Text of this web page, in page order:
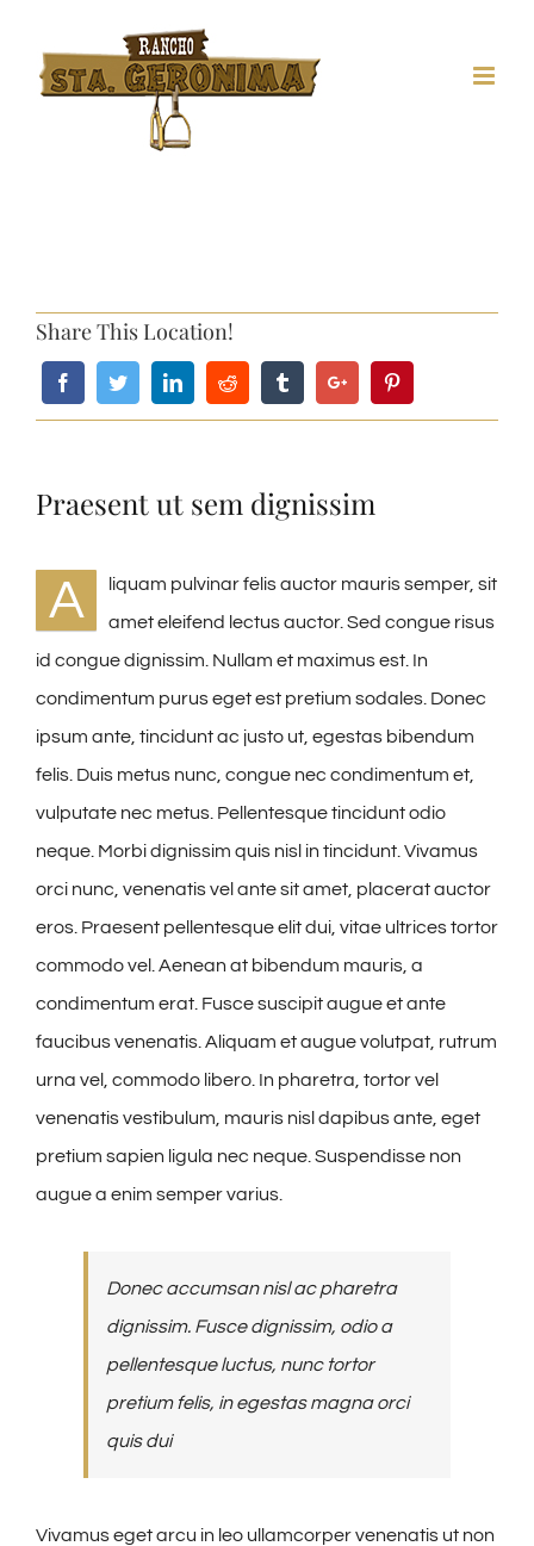
Share This Location!
Praesent ut sem dignissim
A
liquam pulvinar felis auctor mauris semper, sit
amet eleifend lectus auctor. Sed congue risus
id congue dignissim. Nullam et maximus est. In
condimentum purus eget est pretium sodales. Donec
ipsum ante, tincidunt ac justo ut, egestas bibendum
felis. Duis metus nunc, congue nec condimentum et,
vulputate nec metus. Pellentesque tincidunt odio
neque. Morbi dignissim quis nisl in tincidunt. Vivamus
orci nunc, venenatis vel ante sit amet, placerat auctor
eros. Praesent pellentesque elit dui, vitae ultrices tortor
commodo vel. Aenean at bibendum mauris, a
condimentum erat. Fusce suscipit augue et ante
faucibus venenatis. Aliquam et augue volutpat, rutrum
urna vel, commodo libero. In pharetra, tortor vel
venenatis vestibulum, mauris nisl dapibus ante, eget
pretium sapien ligula nec neque. Suspendisse non
augue a enim semper varius.
Donec accumsan nisl ac pharetra
dignissim. Fusce dignissim, odio a
pellentesque luctus, nunc tortor
pretium felis, in egestas magna orci
quis dui
Vivamus eget arcu in leo ullamcorper venenatis ut non